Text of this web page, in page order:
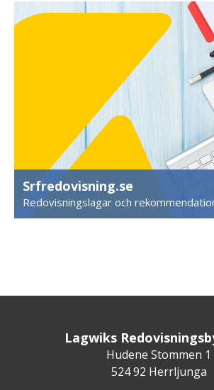
Srfredovisning.se
Redovisningslagar och
Lagwiks
Hudene Stommen 1
524 92 Herrljunga